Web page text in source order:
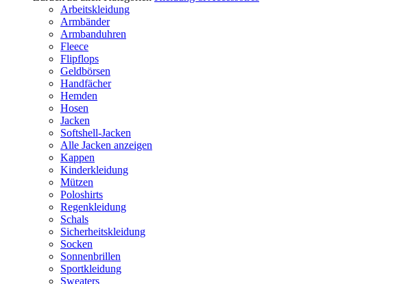
Arbeitskleidung
Armbänder
Armbanduhren
Fleece
Flipflops
Geldbörsen
Handfächer
Hemden
Hosen
Jacken
Softshell-Jacken
Alle Jacken anzeigen
Kappen
Kinderkleidung
Mützen
Poloshirts
Regenkleidung
Schals
Sicherheitskleidung
Socken
Sonnenbrillen
Sportkleidung
Sweaters